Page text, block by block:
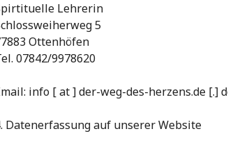
Lehrerin
5
Ottenhöfen
07842/9978620
info [ at ] der-weg-des-herzens.de [.]
Datenerfassung auf unserer Website